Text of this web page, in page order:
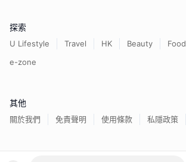
探索
U Lifestyle Travel HK Beauty Food
e-zone
其他
關於我們 免責聲明 使用條款 私隱政策